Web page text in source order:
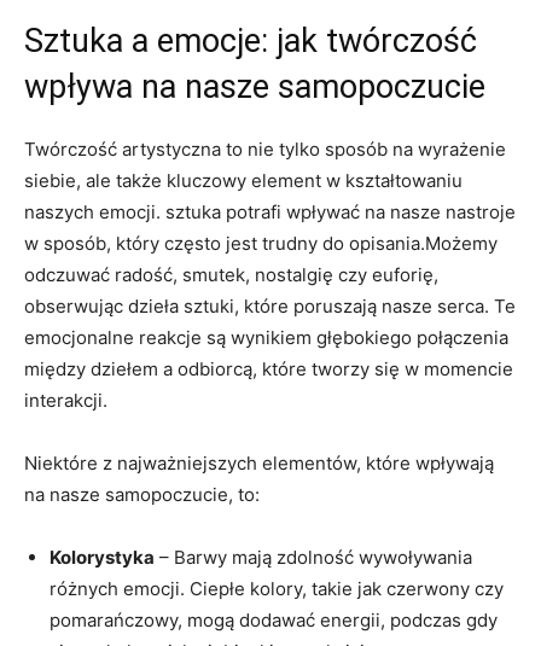
Sztuka a emocje: jak twórczość
wpływa na nasze samopoczucie
Twórczość artystyczna to nie tylko sposób na wyrażenie
siebie, ale także kluczowy element w kształtowaniu
naszych emocji. sztuka potrafi wpływać na nasze nastroje
w sposób, który często jest trudny do opisania.Możemy
odczuwać radość, smutek, nostalgię czy euforię,
obserwując dzieła sztuki, które poruszają nasze serca. Te
emocjonalne reakcje są wynikiem głębokiego połączenia
między dziełem a odbiorcą, które tworzy się w momencie
interakcji.
Niektóre z najważniejszych elementów, które wpływają
na nasze samopoczucie, to:
Kolorystyka – Barwy mają zdolność wywoływania
różnych emocji. Ciepłe kolory, takie jak czerwony czy
pomarańczowy, mogą dodawać energii, podczas gdy